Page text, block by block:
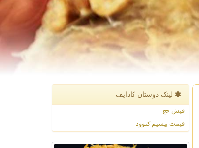
لینک دوستان كادایف
فیش حج
قیمت بیسیم کنوود